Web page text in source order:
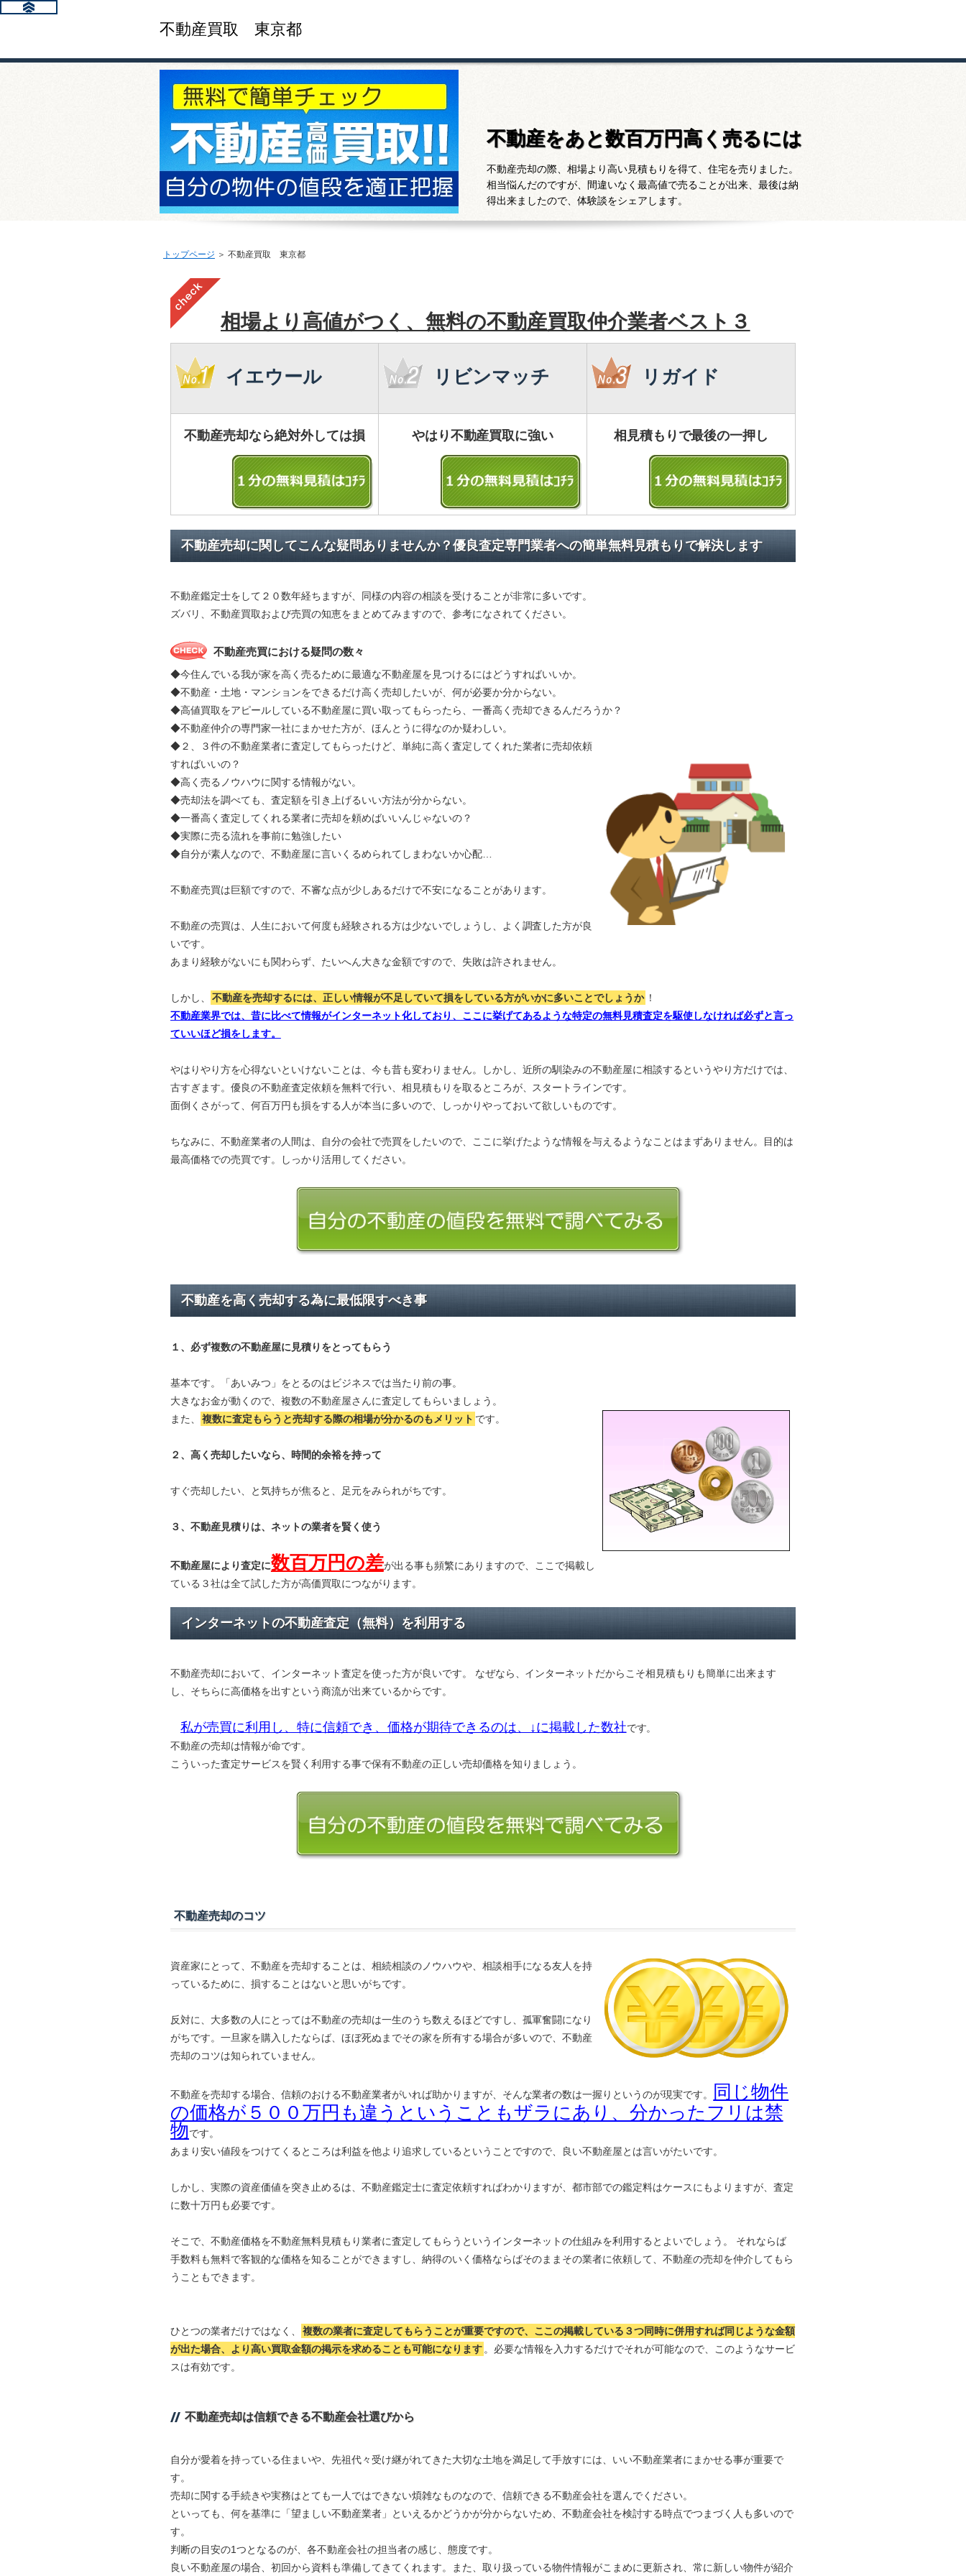
不動産買取 東京都
不動産をあと数百万円高く売るには
不動産売却の際、相場より高い見積もりを得て、住宅を売りました。
相当悩んだのですが、間違いなく最高値で売ることが出来、最後は納
得出来ましたので、体験談をシェアします。
トップページ ＞ 不動産買取 東京都
相場より高値がつく、無料の不動産買取仲介業者ベスト３
イエウール リビンマッチ リガイド
不動産売却なら絶対外しては損 やはり不動産買取に強い 相見積もりで最後の一押し
不動産売却に関してこんな疑問ありませんか？優良査定専門業者への簡単無料見積もりで解決します
不動産鑑定士をして２０数年経ちますが、同様の内容の相談を受けることが非常に多いです。
ズバリ、不動産買取および売買の知恵をまとめてみますので、参考になされてください。
不動産売買における疑問の数々
◆今住んでいる我が家を高く売るために最適な不動産屋を見つけるにはどうすればいいか。
◆不動産・土地・マンションをできるだけ高く売却したいが、何が必要か分からない。
◆高値買取をアピールしている不動産屋に買い取ってもらったら、一番高く売却できるんだろうか？
◆不動産仲介の専門家一社にまかせた方が、ほんとうに得なのか疑わしい。
◆２、３件の不動産業者に査定してもらったけど、単純に高く査定してくれた業者に売却依頼
すればいいの？
◆高く売るノウハウに関する情報がない。
◆売却法を調べても、査定額を引き上げるいい方法が分からない。
◆一番高く査定してくれる業者に売却を頼めばいいんじゃないの？
◆実際に売る流れを事前に勉強したい
◆自分が素人なので、不動産屋に言いくるめられてしまわないか心配…
不動産売買は巨額ですので、不審な点が少しあるだけで不安になることがあります。
不動産の売買は、人生において何度も経験される方は少ないでしょうし、よく調査した方が良
いです。
あまり経験がないにも関わらず、たいへん大きな金額ですので、失敗は許されません。
しかし、 不動産を売却するには、正しい情報が不足していて損をしている方がいかに多いことでしょうか ！
不動産業界では、昔に比べて情報がインターネット化しており、ここに挙げてあるような特定の無料見積査定を駆使しなければ必ずと言っ
ていいほど損をします。
やはりやり方を心得ないといけないことは、今も昔も変わりません。しかし、近所の馴染みの不動産屋に相談するというやり方だけでは、
古すぎます。優良の不動産査定依頼を無料で行い、相見積もりを取るところが、スタートラインです。
面倒くさがって、何百万円も損をする人が本当に多いので、しっかりやっておいて欲しいものです。
ちなみに、不動産業者の人間は、自分の会社で売買をしたいので、ここに挙げたような情報を与えるようなことはまずありません。目的は
最高価格での売買です。しっかり活用してください。
不動産を高く売却する為に最低限すべき事
１、必ず複数の不動産屋に見積り をとってもらう
基本です。「あいみつ」をとるのはビジネスでは当たり前の事。
大きなお金が動くので、複数の不動産屋さんに査定してもらいましょう。
また、
複数に査定もらうと売却する際の相場が分かるのもメリット です。
２、高く売却したいなら、時間的余裕を持って
すぐ売却したい、と気持ちが焦ると、足元をみられがちです。
３、不動産見積りは、ネットの業者を賢く使う
不動産屋により査定に数百万円の差が出る事も頻繁にありますので、ここで掲載し
ている３社は全て試した方が高価買取につながります。
インターネットの不動産査定（無料）を利用する
不動産売却において、インターネット査定を使った方が良いです。 なぜなら、インターネットだからこそ相見積もりも簡単に出来ます
し、そちらに高価格を出すという商流が出来ているからです。
私が売買に利用し、特に信頼でき、価格が期待できるのは、↓に掲載した数社です。
不動産の売却は情報が命です。
こういった査定サービスを賢く利用する事で保有不動産の正しい売却価格を知りましょう。
不動産売却のコツ
資産家にとって、不動産を売却することは、相続相談のノウハウや、相談相手になる友人を持
っているために、損することはないと思いがちです。
反対に、大多数の人にとっては不動産の売却は一生のうち数えるほどですし、孤軍奮闘になり
がちです。一旦家を購入したならば、ほぼ死ぬまでその家を所有する場合が多いので、不動産
売却のコツは知られていません。
不動産を売却する場合、信頼のおける不動産業者がいれば助かりますが、そんな業者の数は一握りというのが現実です。
同じ物件
の価格が５００万円も違うということもザラにあり、分かったフリは禁
物です。
あまり安い値段をつけてくるところは利益を他より追求しているということですので、良い不動産屋とは言いがたいです。
しかし、実際の資産価値を突き止めるは、不動産鑑定士に査定依頼すればわかりますが、都市部での鑑定料はケースにもよりますが、査定
に数十万円も必要です。
そこで、不動産価格を不動産無料見積もり業者に査定してもらうというインターネットの仕組みを利用するとよいでしょう。 それならば
手数料も無料で客観的な価格を知ることができますし、納得のいく価格ならばそのままその業者に依頼して、不動産の売却を仲介してもら
うこともできます。
ひとつの業者だけではなく、
複数の業者に査定してもらうことが重要ですので、ここの掲載している３つ同時に併用すれば同じような金額
が出た場合、より高い買取金額の掲示を求めることも可能になります 。必要な情報を入力するだけでそれが可能なので、このようなサービ
スは有効です。
不動産売却は信頼できる不動産会社選びから
自分が愛着を持っている住まいや、先祖代々受け継がれてきた大切な土地を満足して手放すには、いい不動産業者にまかせる事が重要で
す。
売却に関する手続きや実務はとても一人ではできない煩雑なものなので、信頼できる不動産会社を選んでください。
といっても、何を基準に「望ましい不動産業者」といえるかどうかが分からないため、不動産会社を検討する時点でつまづく人も多いので
す。
判断の目安の1つとなるのが、各不動産会社の担当者の感じ、態度です。
良い不動産屋の場合、初回から資料も準備してきてくれます。また、取り扱っている物件情報がこまめに更新され、常に新しい物件が紹介